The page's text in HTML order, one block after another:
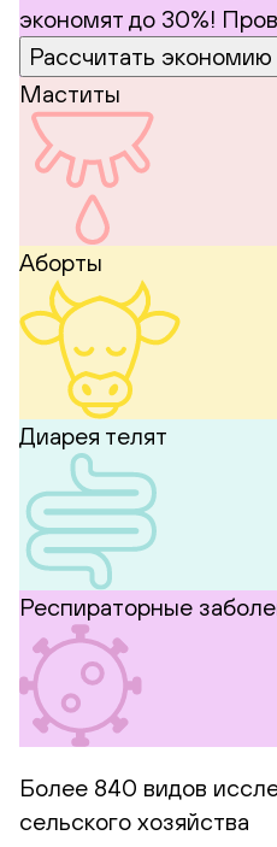
экономят до 30%!
Рассчитать экономию
Маститы
Аборты
Диарея телят
Респираторные
Более 840 видов
сельского хозяйства